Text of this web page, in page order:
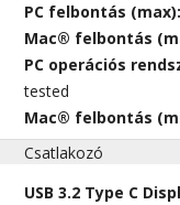
PC felbontás (max):
Mac® felbontás
PC operációs
tested
Mac® felbontás
Csatlakozó
USB 3.2 Type C